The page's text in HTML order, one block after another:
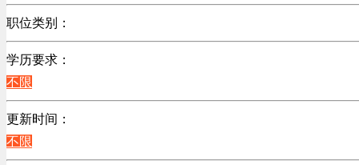
不限
北京
江苏
陕西
浙江
辽宁
上海
职位类别：
不限
机械制造/仪器仪表类
计算机硬件类
销售管理类
计算机软件类
贸易/物流/仓储/采购类
学历要求：
不限
更新时间：
不限